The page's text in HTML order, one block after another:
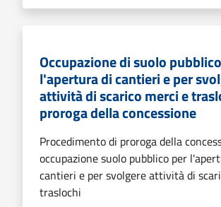
Occupazione di suolo
l'apertura di cantieri e per
attività di scarico merci e
proroga della concessione
Procedimento di proroga della
occupazione suolo pubblico per
cantieri e per svolgere attività di
traslochi